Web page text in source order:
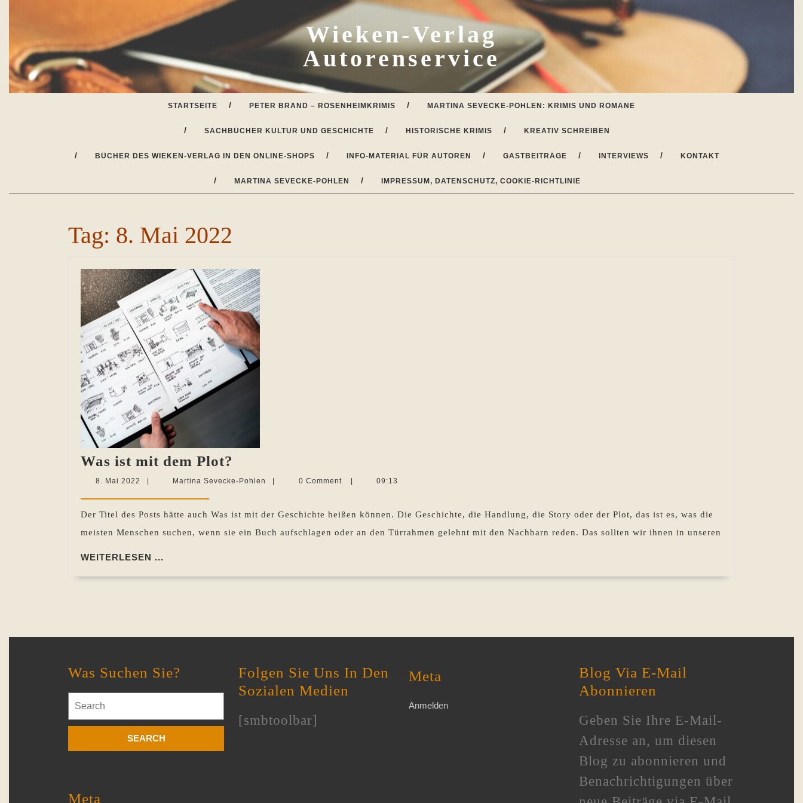
Wieken-Verlag
Autorenservice
STARTSEITE PETER BRAND – ROSENHEIMKRIMIS MARTINA SEVECKE-POHLEN: KRIMIS UND ROMANE
SACHBÜCHER KULTUR UND GESCHICHTE HISTORISCHE KRIMIS KREATIV SCHREIBEN
BÜCHER DES WIEKEN-VERLAG IN DEN ONLINE-SHOPS INFO-MATERIAL FÜR AUTOREN GASTBEITRÄGE INTERVIEWS KONTAKT
MARTINA SEVECKE-POHLEN IMPRESSUM, DATENSCHUTZ, COOKIE-RICHTLINIE
Tag: 8. Mai 2022
Was ist mit dem Plot?
ist
dem
Plot?
8. Mai 2022
2022
Martina Sevecke-Pohlen
Martina
0 Comment 09:13
Der Titel des Posts hätte auch Was ist mit der Geschichte heißen können. Die Geschichte, die Handlung, die Story oder der Plot, das ist es, was die
meisten Menschen suchen, wenn sie ein Buch aufschlagen oder an den Türrahmen gelehnt mit den Nachbarn reden. Das sollten wir ihnen in unseren
WEITERLESEN ...
Was Suchen Sie?
for:
Meta
Folgen Sie Uns In Den
Sozialen Medien
[smbtoolbar]
Meta
Anmelden
Blog Via E-Mail
Abonnieren
Geben Sie Ihre E-Mail-
Adresse an, um diesen
Blog zu abonnieren und
Benachrichtigungen über